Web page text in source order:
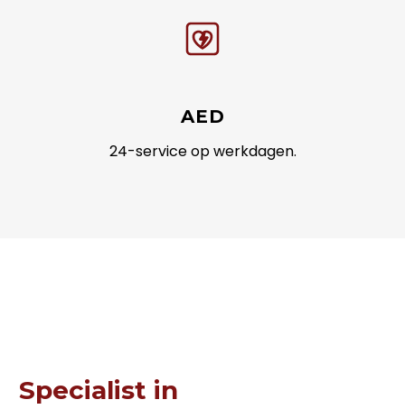
AED
24-service op werkdagen.
Specialist in